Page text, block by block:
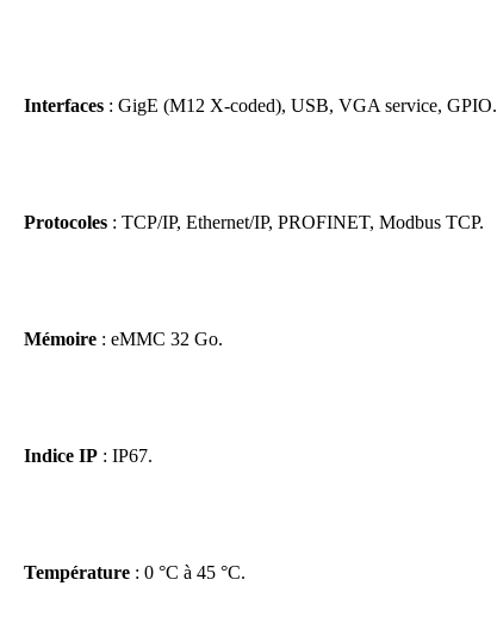
Interfaces : GigE (M12 X-coded), USB, VGA service, GPIO.
Protocoles : TCP/IP, Ethernet/IP, PROFINET, Modbus TCP.
Mémoire : eMMC 32 Go.
Indice IP : IP67.
Température : 0 °C à 45 °C.